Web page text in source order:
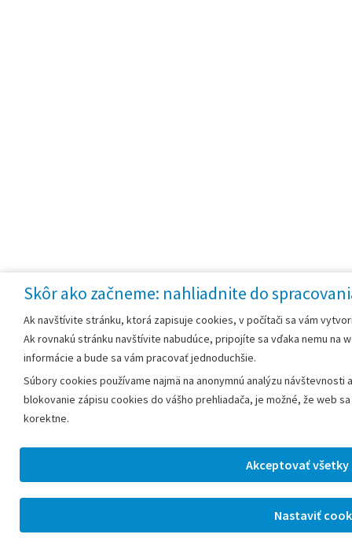
Skôr ako začneme: nahliadnite do
Ak navštívite stránku, ktorá zapisuje cookies, v počítači sa vám
Ak rovnakú stránku navštívite nabudúce, pripojíte sa vďaka nemu na
informácie a bude sa vám pracovať jednoduchšie.
Súbory cookies používame najmä na anonymnú analýzu
blokovanie zápisu cookies do vášho prehliadača, je možné, že web
korektne.